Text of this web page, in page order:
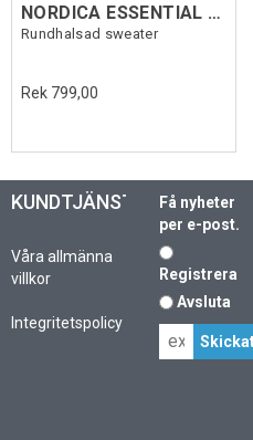
NORDICA ESSENTIAL SWEATSHIRT
Rundhalsad sweater
Rek 799,00
KUNDTJÄNST
Våra allmänna
villkor
Integritetspolicy
Få nyheter
per e-post.
Registrera
Avsluta